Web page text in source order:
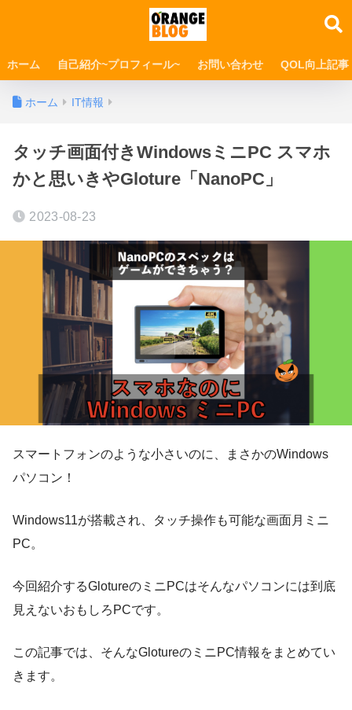
ホーム 自己紹介~プロフィール~ お問い合わせ QOL向上記事
ホーム IT情報
タッチ画面付きWindowsミニPC スマホ
かと思いきやGloture「NanoPC」
2023-08-23
スマートフォンのような小さいのに、まさかのWindows
パソコン！
Windows11が搭載され、タッチ操作も可能な画面月ミニ
PC。
今回紹介するGlotureのミニPCはそんなパソコンには到底
見えないおもしろPCです。
この記事では、そんなGlotureのミニPC情報をまとめてい
きます。